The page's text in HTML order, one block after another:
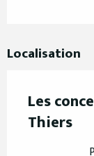
Localisation
Les
Thiers